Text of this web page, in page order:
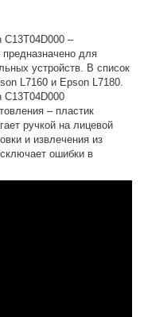
C13T04D000 –
для
устройств. В список
L7160 и Epson L7180.
C13T04D000
– пластик
ручкой на лицевой
и извлечения из
ошибки в